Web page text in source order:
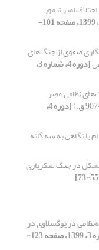
امیر تیمور
[دوره 4، شماره 2، 1399، صفحه 101-
صفوی از جنگ‌های
[دوره 4، شماره 3،
نظامی عصر
[دوره 4،
با نگاهی به سه گانه
در جنگ شکریازی
در یوگسلاوی در
[دوره 4، شماره 3، 1399، صفحه 123-